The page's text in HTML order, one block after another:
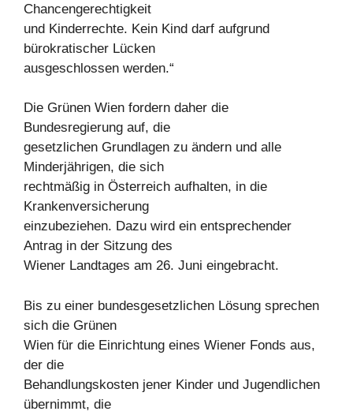
Chancengerechtigkeit
und Kinderrechte. Kein Kind darf aufgrund
bürokratischer Lücken
ausgeschlossen werden.“
Die Grünen Wien fordern daher die
Bundesregierung auf, die
gesetzlichen Grundlagen zu ändern und alle
Minderjährigen, die sich
rechtmäßig in Österreich aufhalten, in die
Krankenversicherung
einzubeziehen. Dazu wird ein entsprechender
Antrag in der Sitzung des
Wiener Landtages am 26. Juni eingebracht.
Bis zu einer bundesgesetzlichen Lösung sprechen
sich die Grünen
Wien für die Einrichtung eines Wiener Fonds aus,
der die
Behandlungskosten jener Kinder und Jugendlichen
übernimmt, die